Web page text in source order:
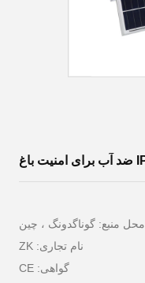
محل منبع: گوناگدونگ ، چین
نام تجاری: ZK
گواهی: CE